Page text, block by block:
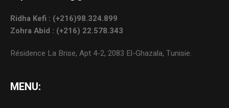
Ridha Kefi : (+216)98.324.899
Zohra Abid : (+216) 22.578.343
Résidence La Brise, Apt 4-2, 2083 El-Ghazala, Tunisie.
MENU: